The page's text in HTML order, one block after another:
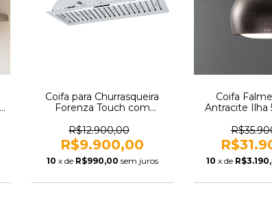
Coifa para Churrasqueira
Forenza Touch com
de 1.900m³ Inox 650MM
220V CFT650M
R$12.900,00
R$9.900,00
10 x de R$990,00 sem juros
Coifa
Antracite Ilha
10 x de